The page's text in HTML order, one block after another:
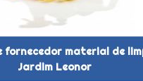
material de
Jardim Leonor